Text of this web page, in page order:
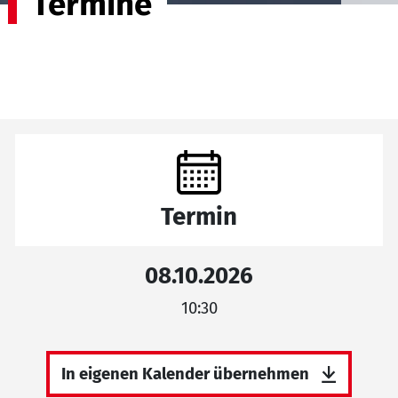
Termin
08.10.2026
10:30
In eigenen Kalender übernehmen